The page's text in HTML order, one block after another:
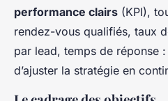
performance clairs (KPI),
rendez-vous qualifiés, taux
par lead, temps de réponse
d’ajuster la stratégie en